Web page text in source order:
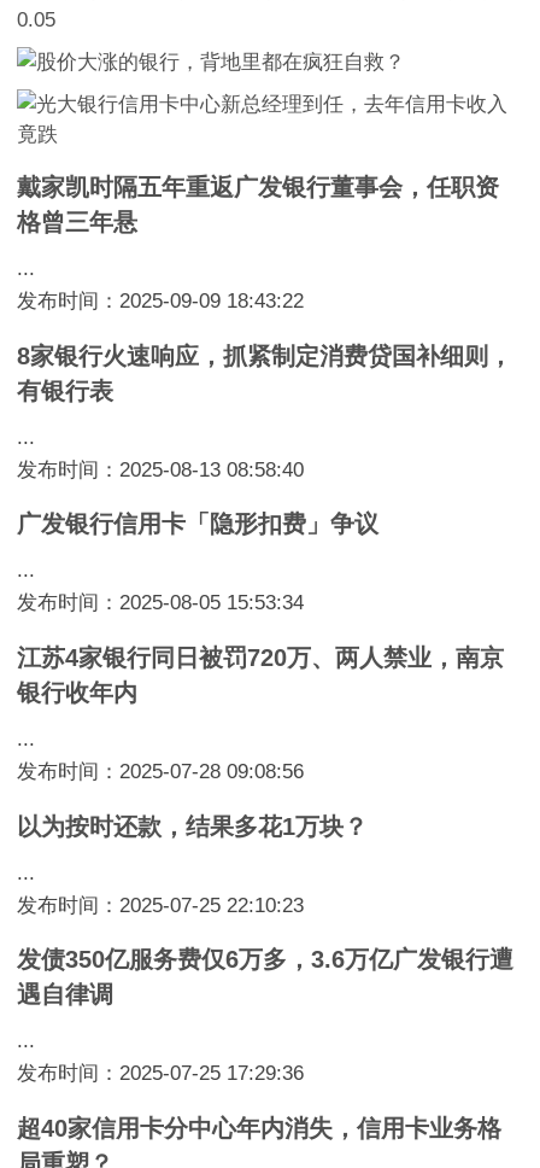
戴家凯时隔五年重返广发银行董事会，任职资
格曾三年悬
...
发布时间：2025-09-09 18:43:22
8家银行火速响应，抓紧制定消费贷国补细则，
有银行表
...
发布时间：2025-08-13 08:58:40
广发银行信用卡「隐形扣费」争议
...
发布时间：2025-08-05 15:53:34
江苏4家银行同日被罚720万、两人禁业，南京
银行收年内
...
发布时间：2025-07-28 09:08:56
以为按时还款，结果多花1万块？
...
发布时间：2025-07-25 22:10:23
发债350亿服务费仅6万多，3.6万亿广发银行遭
遇自律调
...
发布时间：2025-07-25 17:29:36
超40家信用卡分中心年内消失，信用卡业务格